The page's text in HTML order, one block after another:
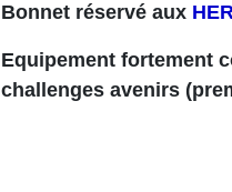
Bonnet réservé aux
Equipement fortement
challenges avenirs